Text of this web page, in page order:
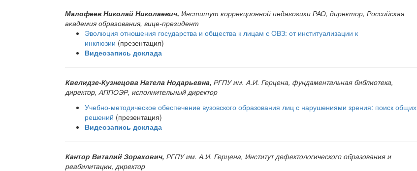
Малофеев Николай Николаевич, Институт коррекционной педагогики РАО, директор, Российская
академия образования, вице-президент
Эволюция отношения государства и общества к лицам с ОВЗ: от институализации к
инклюзии (презентация)
Видеозапись доклада
Квелидзе-Кузнецова Натела Нодарьевна, РГПУ им. А.И. Герцена, фундаментальная библиотека,
директор, АППОЭР, исполнительный директор
Учебно-методическое обеспечение вузовского образования лиц с нарушениями зрения: поиск общих
решений (презентация)
Видеозапись доклада
Кантор Виталий Зорахович, РГПУ им. А.И. Герцена, Институт дефектологического образования и
реабилитации, директор